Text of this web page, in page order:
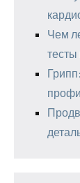
Чем
тесты